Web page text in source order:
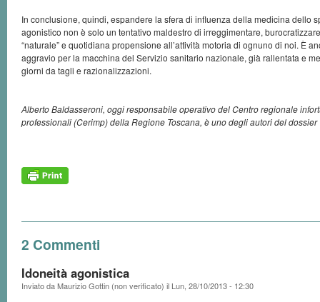
In conclusione, quindi, espandere la sfera di influenza della medicina dello
agonistico non è solo un tentativo maldestro di irreggimentare,
“naturale” e quotidiana propensione all’attività motoria di ognuno di noi. È
aggravio per la macchina del Servizio sanitario nazionale, già rallentata e
giorni da tagli e razionalizzazioni.
Alberto Baldasseroni, oggi responsabile operativo del Centro regionale
professionali (Cerimp) della Regione Toscana, è uno degli autori del dossier
2 Commenti
Idoneità agonistica
Inviato daMaurizio Gottin (non verificato) il Lun, 28/10/2013 - 12:30